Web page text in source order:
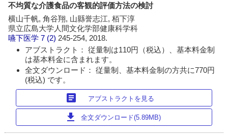
不均質な介護食品の客観的評価方法の検討
横山千帆, 角谷翔, 山縣誉志江, 栢下淳
県立広島大学人間文化学部健康科学科
嚥下医学 7 (2) 245-254, 2018.
アブストラクト： 従量制は110円（税込）、基本料金制
は基本料金に含まれます。
全文ダウンロード： 従量制、基本料金制の方共に770円
(税込) です。
article アブストラクトを見る
download 全文ダウンロード(5.89MB)